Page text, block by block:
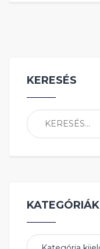
KERESÉS
KATEGÓRIÁK
Kategóriák